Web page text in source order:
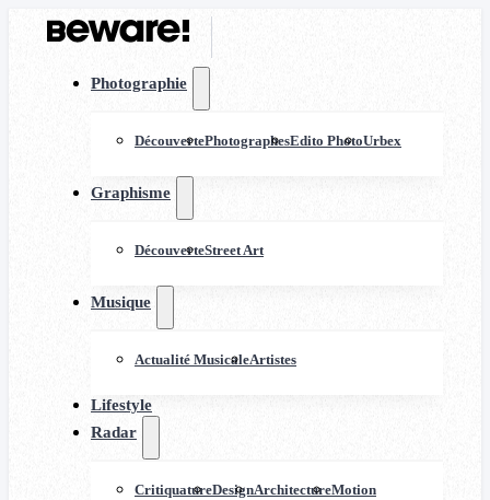
Photographie
DécouvertePhotographesEdito PhotoUrbex
Graphisme
DécouverteStreet Art
Musique
Actualité MusicaleArtistes
Lifestyle
Radar
CritiquatureDesignArchitectureMotion